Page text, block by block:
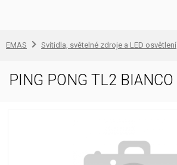
EMAS Svítidla, světelné zdroje a LED osvětlení
PING PONG TL2 BIANCO